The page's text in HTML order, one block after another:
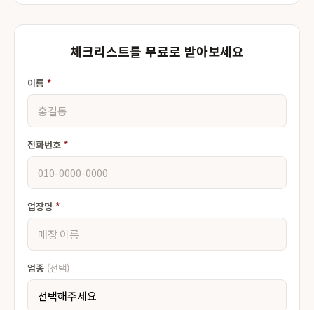
체크리스트를 무료로 받아보세요
이름 *
전화번호 *
업장명 *
업종 (선택)